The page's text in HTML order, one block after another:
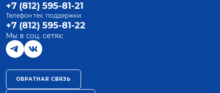
+7 (812) 595-81-21
Телефон тех. поддержки:
+7 (812) 595-81-22
Мы в соц. сетях:
ОБРАТНАЯ СВЯЗЬ